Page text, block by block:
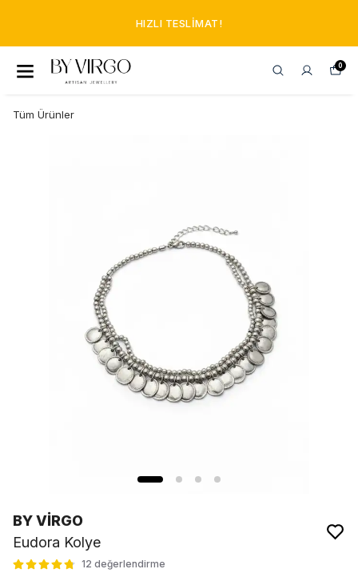
HIZLI TESLIMAT!
0
Tüm Ürünler
BY VİRGO
Eudora Kolye
12 değerlendirme